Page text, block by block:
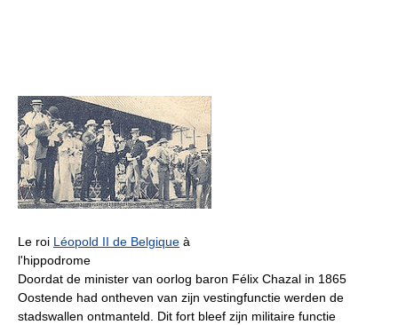
Le roi Léopold II de Belgique à
l'hippodrome
Doordat de minister van oorlog baron Félix Chazal in 1865
Oostende had ontheven van zijn vestingfunctie werden de
stadswallen ontmanteld. Dit fort bleef zijn militaire functie